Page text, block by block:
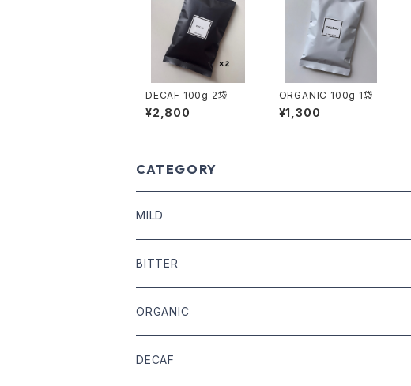
DECAF 100g 2袋
¥2,800
ORGANIC 100g 1袋
¥1,300
CATEGORY
MILD
COFFEE BEANS
DRIP COFFEE
DRIP COFFEE mix
BITTER
COFFEE BEANS
DRIP COFFEE
ORGANIC
COFFEE BEANS
DECAF